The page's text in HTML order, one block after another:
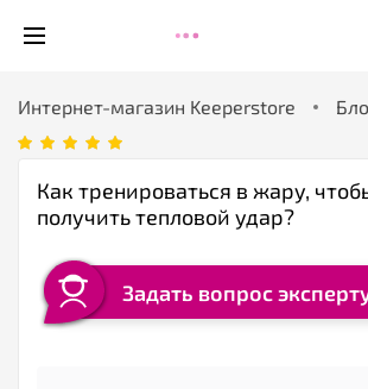
Интернет-магазин Keeperstore
Как тренироваться в жару,
получить тепловой удар?
Задать вопрос